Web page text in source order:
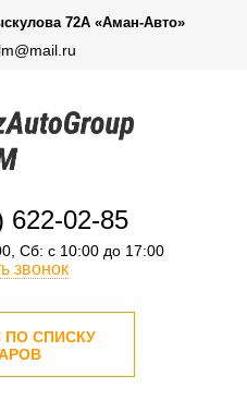
72А «Аман-Авто»
622-02-85
Сб: с 10:00 до 17:00
звонок
ПО СПИСКУ